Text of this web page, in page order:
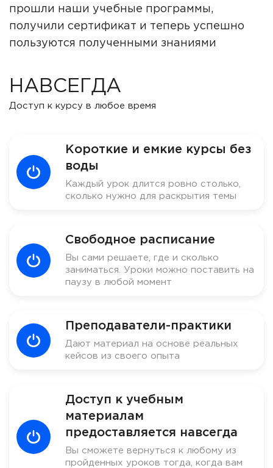
прошли наши учебные программы,
получили сертификат и теперь успешно
пользуются полученными знаниями
НАВСЕГДА
Доступ к курсу в любое время
Короткие и емкие курсы без
воды
Каждый урок длится ровно столько,
сколько нужно для раскрытия темы
Свободное расписание
Вы сами решаете, где и сколько
заниматься. Уроки можно поставить на
паузу в любой момент
Преподаватели-практики
Дают материал на основе реальных
кейсов из своего опыта
Доступ к учебным
материалам
предоставляется навсегда
Вы сможете вернуться к любому из
пройденных уроков тогда, когда вам